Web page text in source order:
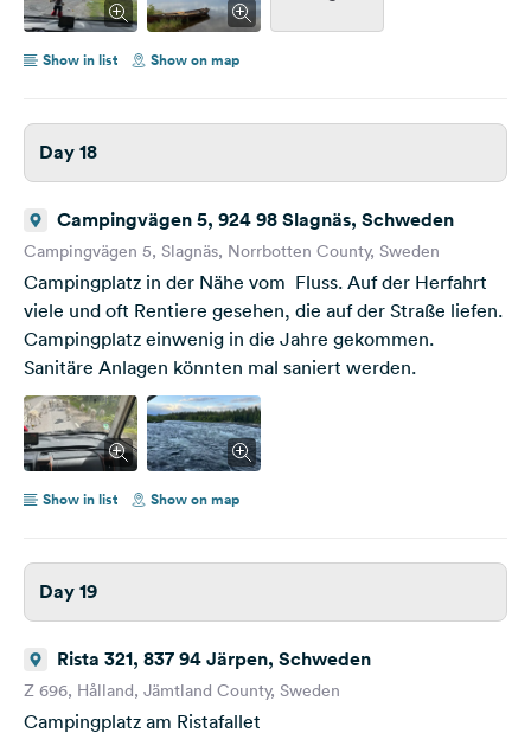
Show in list Show on map
Day 18
Campingvägen 5, 924 98 Slagnäs, Schweden
Campingvägen 5, Slagnäs, Norrbotten County, Sweden
Campingplatz in der Nähe vom Fluss. Auf der Herfahrt
viele und oft Rentiere gesehen, die auf der Straße liefen.
Campingplatz einwenig in die Jahre gekommen.
Sanitäre Anlagen könnten mal saniert werden.
Show in list Show on map
Day 19
Rista 321, 837 94 Järpen, Schweden
Z 696, Hålland, Jämtland County, Sweden
Campingplatz am Ristafallet